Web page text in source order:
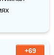
+69